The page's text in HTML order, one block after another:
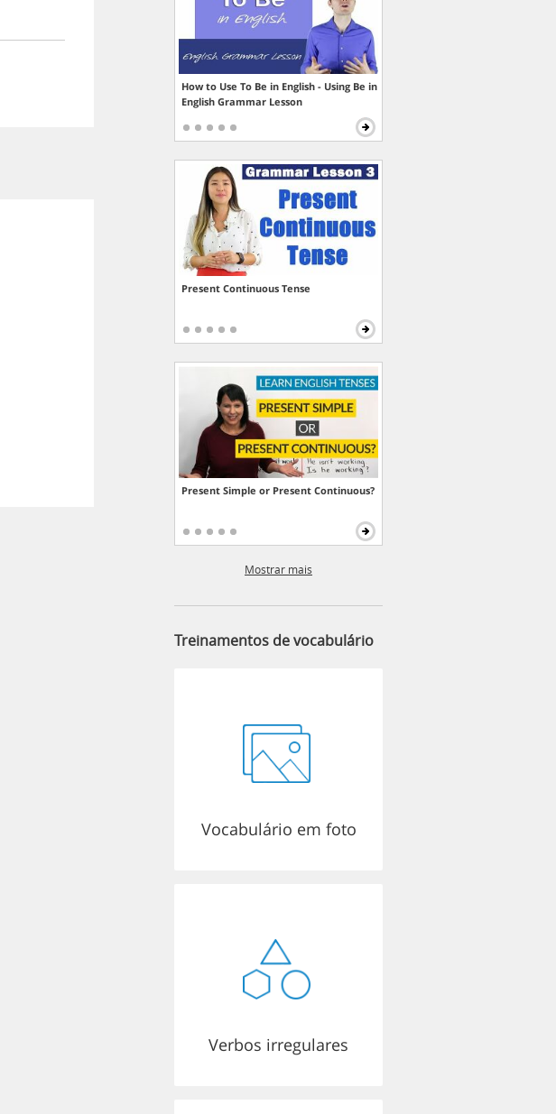
How to Use To Be in English - Using Be in
English Grammar Lesson
Present Continuous Tense
Present Simple or Present Continuous?
Mostrar mais
Treinamentos de vocabulário
Vocabulário em foto
Verbos irregulares